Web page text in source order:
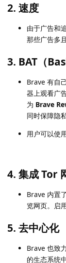
2. 速度
由于广告和
那些广告多
3. BAT（
Brave 有自
器上观看广
为 Brave
同时保障隐私
用户可以使
4. 集成 Tor
Brave 内置
览网页。启
5. 去中心化
Brave 也致
的生态系统